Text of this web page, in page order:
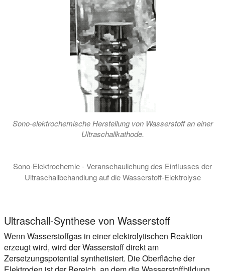
Sono-elektrochemische Herstellung von Wasserstoff an einer
Ultraschallkathode.
Sono-Elektrochemie - Veranschaulichung des Einflusses der
Ultraschallbehandlung auf die Wasserstoff-Elektrolyse
Ultraschall-Synthese von Wasserstoff
Wenn Wasserstoffgas in einer elektrolytischen Reaktion
erzeugt wird, wird der Wasserstoff direkt am
Zersetzungspotential synthetisiert. Die Oberfläche der